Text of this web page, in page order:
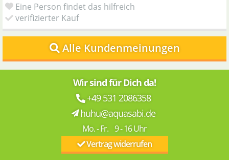
Eine Person findet das hilfreich
verifizierter Kauf
Alle Kundenmeinungen
Wir sind für Dich da!
+49 531 2086358
huhu@aquasabi.de
Mo. - Fr. 9 - 16 Uhr
Vertrag widerrufen